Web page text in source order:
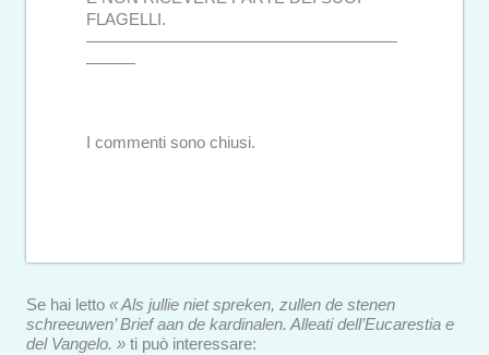
FLAGELLI.
———————————————————
———
I commenti sono chiusi.
Se hai letto « Als jullie niet spreken, zullen de stenen
schreeuwen’ Brief aan de kardinalen. Alleati dell’Eucarestia e
del Vangelo. » ti può interessare: